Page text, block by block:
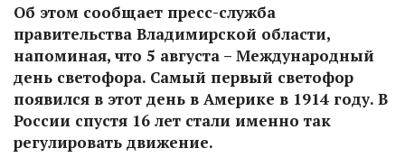
Об этом сообщает пресс-служба
правительства Владимирской области,
напоминая, что 5 августа – Международный
день светофора. Самый первый светофор
появился в этот день в Америке в 1914 году. В
России спустя 16 лет стали именно так
регулировать движение.